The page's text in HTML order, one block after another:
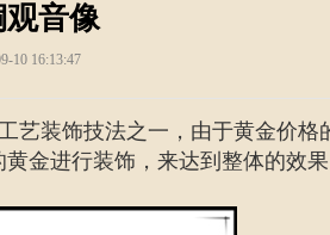
音像
10 16:13:47
艺装饰技法之一，由于黄金价格
金进行装饰，来达到整体的效